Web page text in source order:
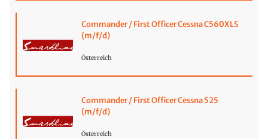
Commander / First Officer Cessna C560XLS
(m/f/d)
Österreich
Commander / First Officer Cessna 525
(m/f/d)
Österreich